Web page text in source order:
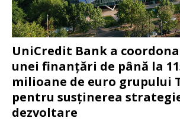
UniCredit Bank a
unei finanțări de până la
milioane de euro grupului
pentru susținerea
dezvoltare